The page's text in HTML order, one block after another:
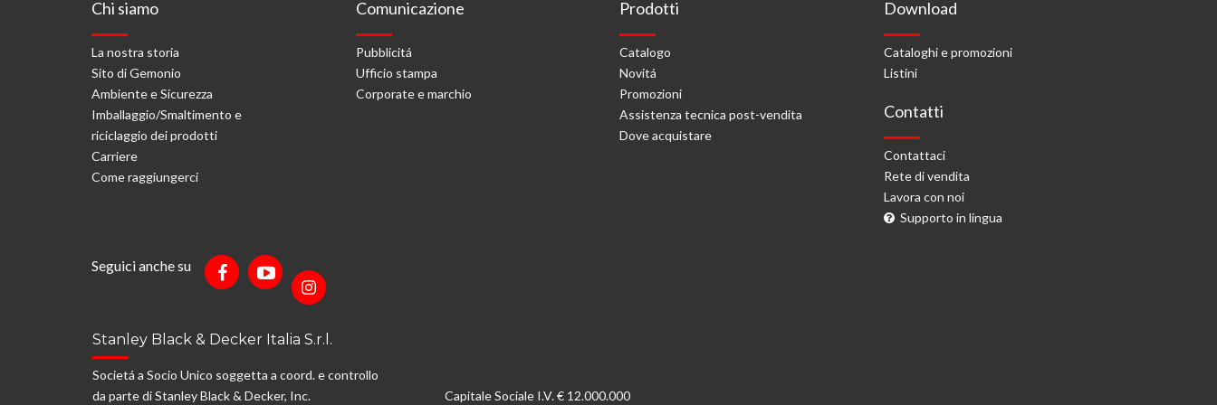
Chi siamo
La nostra storia
Sito di Gemonio
Ambiente e Sicurezza
Imballaggio/Smaltimento e
riciclaggio dei prodotti
Carriere
Come raggiungerci
Comunicazione
Pubblicitá
Ufficio stampa
Corporate e marchio
Prodotti
Catalogo
Novitá
Promozioni
Assistenza tecnica post-vendita
Dove acquistare
Download
Cataloghi e promozioni
Listini
Contatti
Contattaci
Rete di vendita
Lavora con noi
Supporto in lingua
Seguici anche su
Stanley Black & Decker Italia S.r.l.
Societá a Socio Unico soggetta a coord. e controllo
da parte di Stanley Black & Decker, Inc.
Capitale Sociale I.V. € 12.000.000